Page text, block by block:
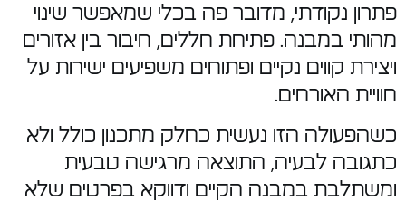
פתרון נקודתי, מדובר פה בכלי שמאפשר שינוי
מהותי במבנה. פתיחת חללים, חיבור בין אזורים
ויצירת קווים נקיים ופתוחים משפיעים ישירות על
חוויית האורחים.
כשהפעולה הזו נעשית כחלק מתכנון כולל ולא
כתגובה לבעיה, התוצאה מרגישה טבעית
ומשתלבת במבנה הקיים ודווקא בפרטים שלא